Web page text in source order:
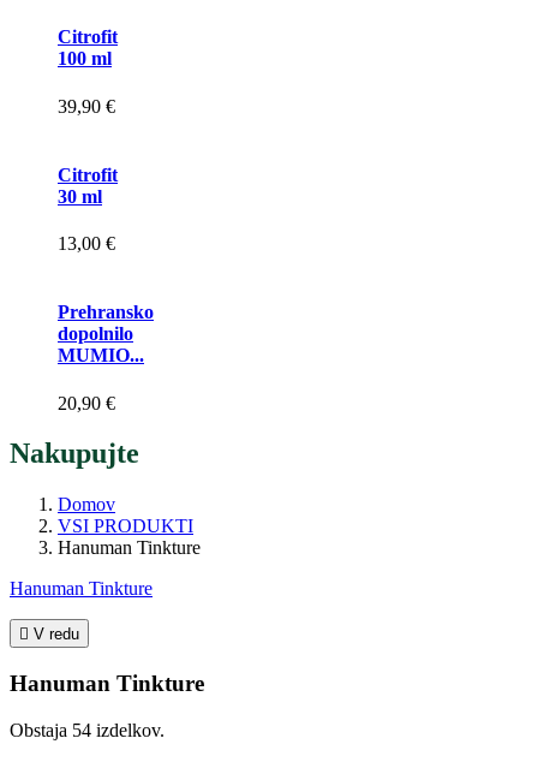
Citrofit
100 ml
39,90 €
Citrofit
30 ml
13,00 €
Prehransko
dopolnilo
MUMIO...
20,90 €
Nakupujte
Domov
VSI PRODUKTI
Hanuman Tinkture
Hanuman Tinkture
 V redu
Hanuman Tinkture
Obstaja 54 izdelkov.